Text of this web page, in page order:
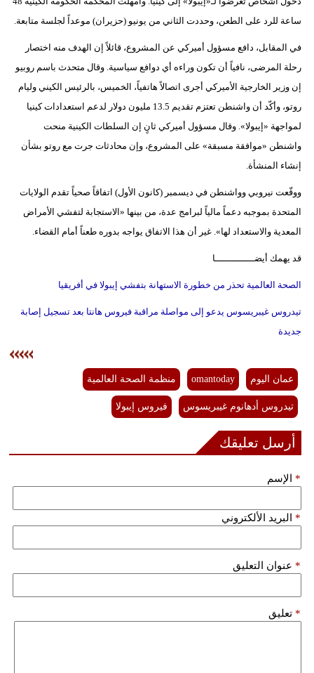
ساعة للرد على الطعن، وحددت الثاني من يونيو (حزيران) موعداً لجلسة متابعة.
في المقابل، دافع مسؤول أميركي عن المشروع، قائلاً إن الهدف منه اختصار
رحلة المرضى، نافياً أن تكون وراءه أي دوافع سياسية. وقال متحدث باسم روبيو
إن وزير الخارجية الأميركي أجرى اتصالاً هاتفياً، الخميس، بالرئيس الكيني وليام
روتو، وأكّد أن واشنطن تعتزم تقديم 13.5 مليون دولار لدعم استعدادات كينيا
لمواجهة «إيبولا». وقال مسؤول أميركي ثانٍ إن السلطات الكينية منحت
واشنطن «موافقة مسبقة» على المشروع، وإن محادثات جرت مع روتو بشأن
إنشاء المنشأة.
ووقّعت نيروبي وواشنطن في ديسمبر (كانون الأول) اتفاقاً صحياً تقدم الولايات
المتحدة بموجبه دعماً مالياً لبرامج عدة، من بينها «الاستجابة لتفشي الأمراض
المعدية والاستعداد لها». غير أن هذا الاتفاق يواجه بدوره طعناً أمام القضاء.
قد يهمك أيضــــــــــــــا
الصحة العالمية تحذر من خطورة الاستهانة بتفشي إيبولا في أفريقيا
تيدروس غيبريسوس يدعو إلى مواصلة مراقبة فيروس هانتا بعد تسجيل إصابة
جديدة
عمان اليوم omantoday منظمة الصحة العالمية
تيدروس أدهانوم غيبريسوس فيروس إيبولا
أرسل تعليقك
الإسم *
البريد الألكتروني *
عنوان التعليق *
تعليق *